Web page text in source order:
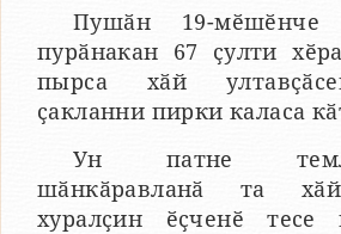
Пушӑн 19-мӗшӗнче
пурӑнакан 67 ҫулти
пырса хӑй
ҫакланни пирки каласа
Ун патне
шӑнкӑравланӑ та
хуралҫин ӗҫченӗ тесе